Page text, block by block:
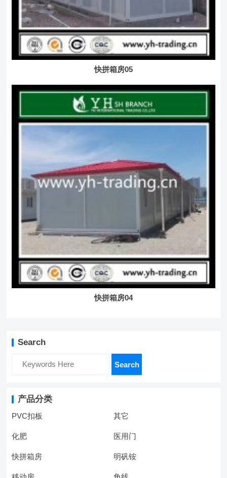
快拼箱房05
快拼箱房04
Search
Search
产品分类
PVC扣板 其它
化肥 医用门
快拼箱房 明矾铵